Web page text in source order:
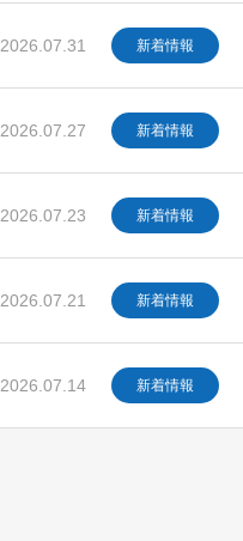
2026.07.31 新着情報
2026.07.27 新着情報
2026.07.23 新着情報
2026.07.21 新着情報
2026.07.14 新着情報